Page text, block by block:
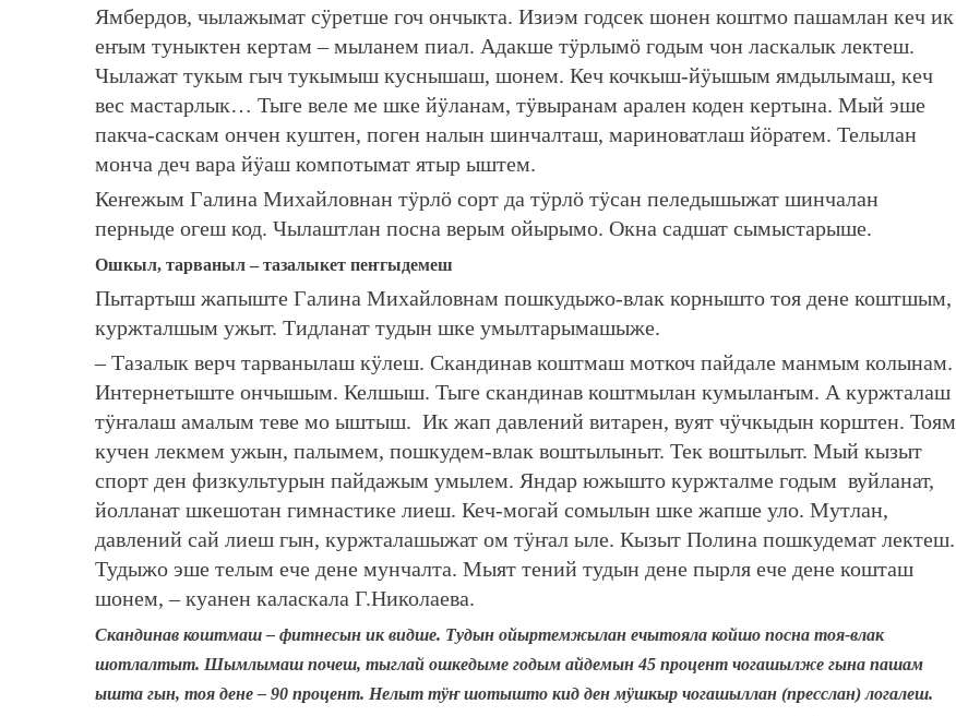
Ямбердов, чылажымат сӱретше гоч ончыкта. Изиэм годсек шонен коштмо пашамлан кеч ик
еҥым туныктен кертам – мыланем пиал. Адакше тӱрлымӧ годым чон ласкалык лектеш.
Чылажат тукым гыч тукымыш куснышаш, шонем. Кеч кочкыш-йӱышым ямдылымаш, кеч
вес мастарлык… Тыге веле ме шке йӱланам, тӱвыранам арален коден кертына. Мый эше
пакча-саскам ончен куштен, поген налын шинчалташ, мариноватлаш йӧратем. Телылан
монча деч вара йӱаш компотымат ятыр ыштем.
Кеҥежым Галина Михайловнан тӱрлӧ сорт да тӱрлӧ тӱсан пеледышыжат шинчалан
перныде огеш код. Чылаштлан посна верым ойырымо. Окна садшат сымыстарыше.
Ошкыл, тарваныл – тазалыкет пеҥгыдемеш
Пытартыш жапыште Галина Михайловнам пошкудыжо-влак корнышто тоя дене коштшым,
куржталшым ужыт. Тидланат тудын шке умылтарымашыже.
– Тазалык верч тарванылаш кӱлеш. Скандинав коштмаш моткоч пайдале манмым колынам.
Интернетыште ончышым. Келшыш. Тыге скандинав коштмылан кумылаҥым. А куржталаш
тӱҥалаш амалым теве мо ыштыш. Ик жап давлений витарен, вуят чӱчкыдын корштен. Тоям
кучен лекмем ужын, палымем, пошкудем-влак воштылыныт. Тек воштылыт. Мый кызыт
спорт ден физкультурын пайдажым умылем. Яндар южышто куржталме годым вуйланат,
йолланат шкешотан гимнастике лиеш. Кеч-могай сомылын шке жапше уло. Мутлан,
давлений сай лиеш гын, куржталашыжат ом тӱҥал ыле. Кызыт Полина пошкудемат лектеш.
Тудыжо эше телым ече дене мунчалта. Мыят тений тудын дене пырля ече дене кошташ
шонем, – куанен каласкала Г.Николаева.
Скандинав коштмаш – фитнесын ик видше. Тудын ойыртемжылан ечытояла койшо посна тоя-влак
шотлалтыт. Шымлымаш почеш, тыглай ошкедыме годым айдемын 45 процент чогашылже гына пашам
ышта гын, тоя дене – 90 процент. Нелыт тӱҥ шотышто кид ден мӱшкыр чогашыллан (пресслан) логалеш.